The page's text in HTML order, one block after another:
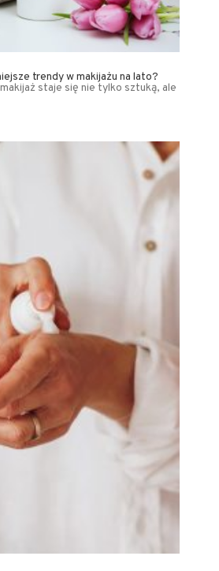
trendy w makijażu na lato?
staje się nie tylko sztuką, ale